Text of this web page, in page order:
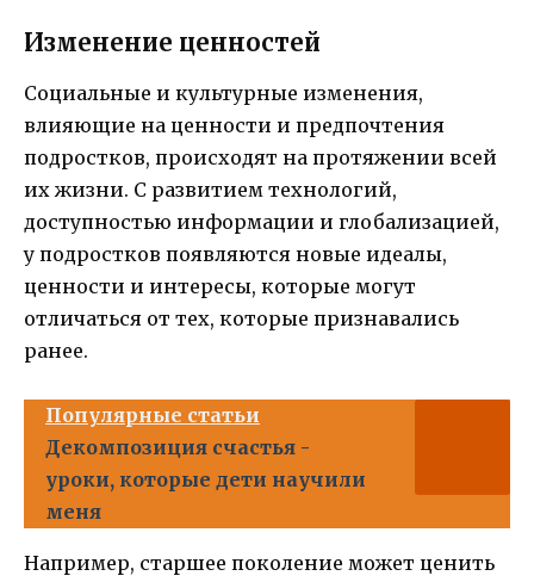
Изменение ценностей
Социальные и культурные изменения,
влияющие на ценности и предпочтения
подростков, происходят на протяжении всей
их жизни. С развитием технологий,
доступностью информации и глобализацией,
у подростков появляются новые идеалы,
ценности и интересы, которые могут
отличаться от тех, которые признавались
ранее.
Популярные статьи
Декомпозиция счастья -
уроки, которые дети научили
меня
Например, старшее поколение может ценить